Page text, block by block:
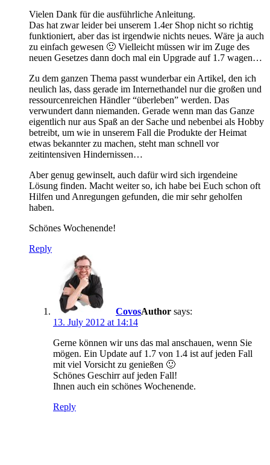
Vielen Dank für die ausführliche Anleitung.
Das hat zwar leider bei unserem 1.4er Shop nicht so richtig
funktioniert, aber das ist irgendwie nichts neues. Wäre ja auch
zu einfach gewesen 🙂 Vielleicht müssen wir im Zuge des
neuen Gesetzes dann doch mal ein Upgrade auf 1.7 wagen…
Zu dem ganzen Thema passt wunderbar ein Artikel, den ich
neulich las, dass gerade im Internethandel nur die großen und
ressourcenreichen Händler “überleben” werden. Das
verwundert dann niemanden. Gerade wenn man das Ganze
eigentlich nur aus Spaß an der Sache und nebenbei als Hobby
betreibt, um wie in unserem Fall die Produkte der Heimat
etwas bekannter zu machen, steht man schnell vor
zeitintensiven Hindernissen…
Aber genug gewinselt, auch dafür wird sich irgendeine
Lösung finden. Macht weiter so, ich habe bei Euch schon oft
Hilfen und Anregungen gefunden, die mir sehr geholfen
haben.
Schönes Wochenende!
Reply
Covos
says:
13. July 2012 at 14:14
Gerne können wir uns das mal anschauen, wenn Sie
mögen. Ein Update auf 1.7 von 1.4 ist auf jeden Fall
mit viel Vorsicht zu genießen 🙂
Schönes Geschirr auf jeden Fall!
Ihnen auch ein schönes Wochenende.
Reply